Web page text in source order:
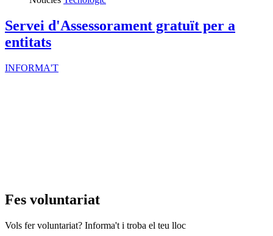
Servei d'Assessorament gratuït per a
entitats